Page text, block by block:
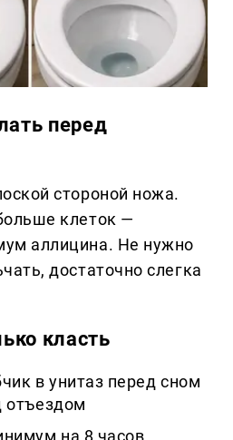
перед
стороной ножа.
клеток —
аллицина. Не нужно
достаточно слегка
класть
в унитаз перед сном
отъездом
на 8 часов